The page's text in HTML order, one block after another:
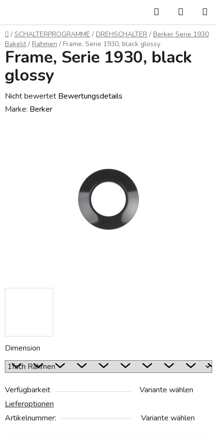
springen
Suchen
Startseite
/ SCHALTERPROGRAMME / DREHSCHALTER / Berker Serie 1930
Bakelit / Rahmen / Frame, Serie 1930, black glossy
Dimension
Verfügbarkeit
Variante wählen
Lieferoptionen
Artikelnummer:
Variante wählen
Frame, Serie 1930, black
glossy
Die
durchschnittliche
Nicht bewertet Bewertungsdetails
Marke: Berker